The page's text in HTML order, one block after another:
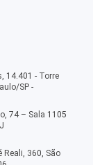
14.401 - Torre
SP -
74 – Sala 1105
Reali, 360, São